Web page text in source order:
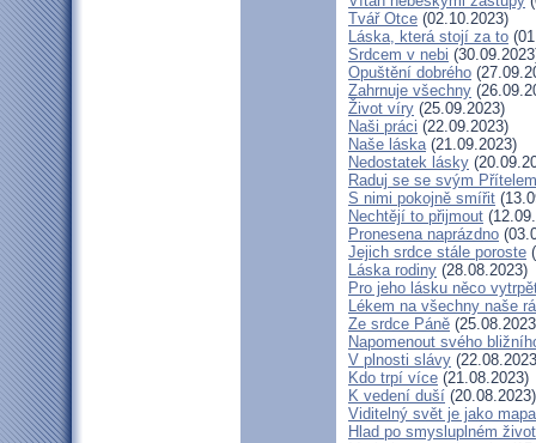
Tvář Otce (02.10.2023)
Láska, která stojí za to
Srdcem v nebi
Opuštění dobrého
Zahrnuje všechny
Život víry (25.09.2023)
Naši práci (22.09.2023)
Naše láska(21.09.2023)
Nedostatek lásky
Raduj se se svým Přítelem
S nimi pokojně smířit
Nechtějí to přijmout
Pronesena naprázdno
Jejich srdce stále poroste
Láska rodiny (28.08.2023)
Pro jeho lásku něco
Lékem na všechny naše
Ze srdce Páně
Napomenout svého
V plnosti slávy
Kdo trpí více (21.08.2023)
K vedení duší (20.08.2023)
Viditelný svět je jako mapa
Hlad po smysluplném